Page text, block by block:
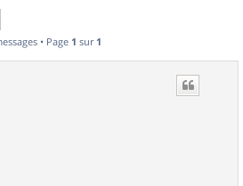
• Page 1 sur 1